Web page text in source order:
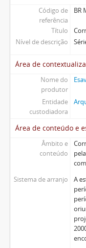
Código de
referência
BR
Título
Nível de descrição
Área de
Nome do
produtor
Entidade
custodiadora
Área de conteúdo e
Âmbito e
conteúdo
Sistema de arranjo
A